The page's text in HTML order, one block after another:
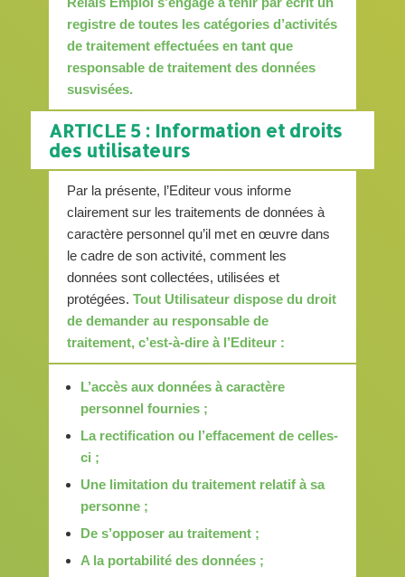
registre de toutes les catégories d’activités
de traitement effectuées en tant que
responsable de traitement des données
susvisées.
ARTICLE 5 : Information et droits
des utilisateurs
Par la présente, l’Editeur vous informe
clairement sur les traitements de données à
caractère personnel qu’il met en œuvre dans
le cadre de son activité, comment les
données sont collectées, utilisées et
protégées. Tout Utilisateur dispose du droit
de demander au responsable de
traitement, c’est-à-dire à l’Editeur :
L’accès aux données à caractère
personnel fournies ;
La rectification ou l’effacement de celles-
ci ;
Une limitation du traitement relatif à sa
personne ;
De s’opposer au traitement ;
A la portabilité des données ;